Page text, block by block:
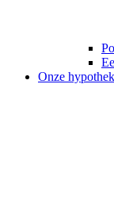
Onze